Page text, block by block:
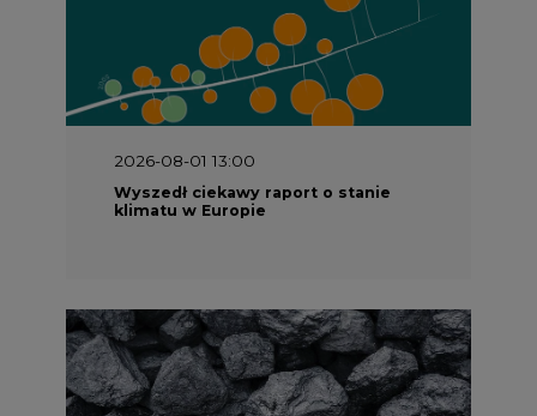
2026-08-01 13:00
Wyszedł ciekawy raport o stanie
klimatu w Europie